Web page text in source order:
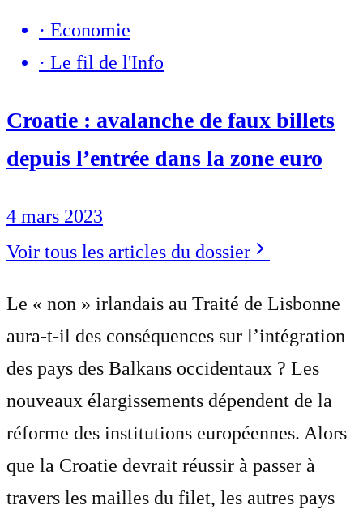
· Economie
· Le fil de l'Info
Croatie : avalanche de faux billets
depuis l’entrée dans la zone euro
4 mars 2023
Voir tous les articles du dossier
Le « non » irlandais au Traité de Lisbonne
aura-t-il des conséquences sur l’intégration
des pays des Balkans occidentaux ? Les
nouveaux élargissements dépendent de la
réforme des institutions européennes. Alors
que la Croatie devrait réussir à passer à
travers les mailles du filet, les autres pays